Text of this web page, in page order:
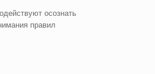
осознать
правил